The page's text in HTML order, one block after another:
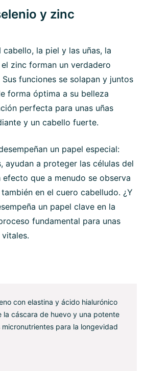
y zinc
la piel y las uñas, la
zinc forman un verdadero
funciones se solapan y juntos
forma óptima a su belleza
perfecta para unas uñas
y un cabello fuerte.
un papel especial:
ayudan a proteger las células del
que a menudo se observa
en el cuero cabelludo. ¿Y
un papel clave en la
fundamental para unas
con elastina y ácido hialurónico
la cáscara de huevo y una potente
para la longevidad